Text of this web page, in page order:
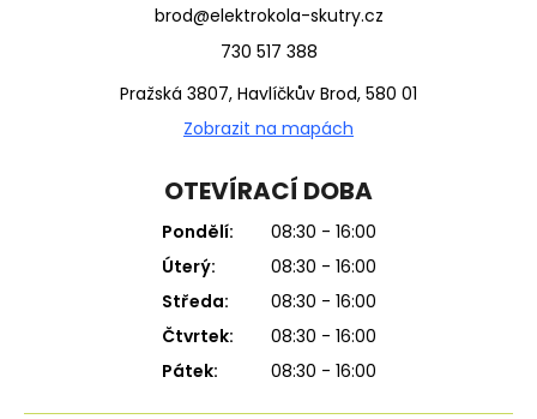
brod@elektrokola-skutry.cz
730 517 388
Pražská 3807, Havlíčkův Brod, 580 01
Zobrazit na mapách
OTEVÍRACÍ DOBA
Pondělí:
08:30 - 16:00
Úterý:
08:30 - 16:00
Středa:
08:30 - 16:00
Čtvrtek:
08:30 - 16:00
Pátek:
08:30 - 16:00